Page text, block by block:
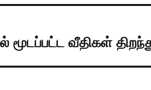
மூடப்பட்ட வீதிகள்